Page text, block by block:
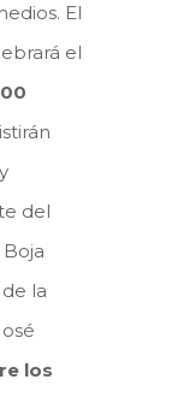
El
el
del
la
los